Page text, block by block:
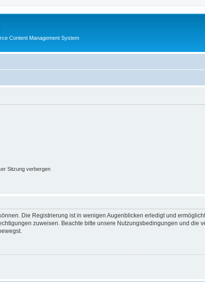
Content Management System
Sitzung verbergen
Die Registrierung ist in wenigen Augenblicken erledigt und
zuweisen. Beachte bitte unsere Nutzungsbedingungen und die